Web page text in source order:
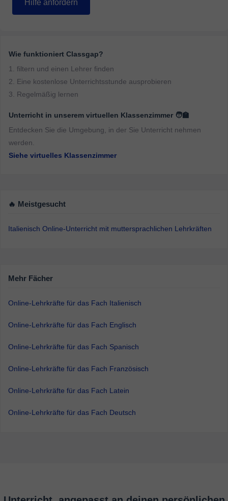
Hilfe anfordern
Wie funktioniert Classgap?
1. filtern und einen Lehrer finden
2. Eine kostenlose Unterrichtsstunde ausprobieren
3. Regelmäßig lernen
Unterricht in unserem virtuellen Klassenzimmer 🧑‍🏫
Entdecken Sie die Umgebung, in der Sie Unterricht nehmen
werden.
Siehe virtuelles Klassenzimmer
🔥 Meistgesucht
Italienisch Online-Unterricht mit muttersprachlichen Lehrkräften
Mehr Fächer
Online-Lehrkräfte für das Fach Italienisch
Online-Lehrkräfte für das Fach Englisch
Online-Lehrkräfte für das Fach Spanisch
Online-Lehrkräfte für das Fach Französisch
Online-Lehrkräfte für das Fach Latein
Online-Lehrkräfte für das Fach Deutsch